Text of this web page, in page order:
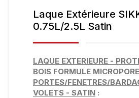
Laque Extérieure
0.75L/2.5L Satin
LAQUE EXTERIEURE -
BOIS FORMULE
PORTES/FENETRES/
VOLETS - SATIN :